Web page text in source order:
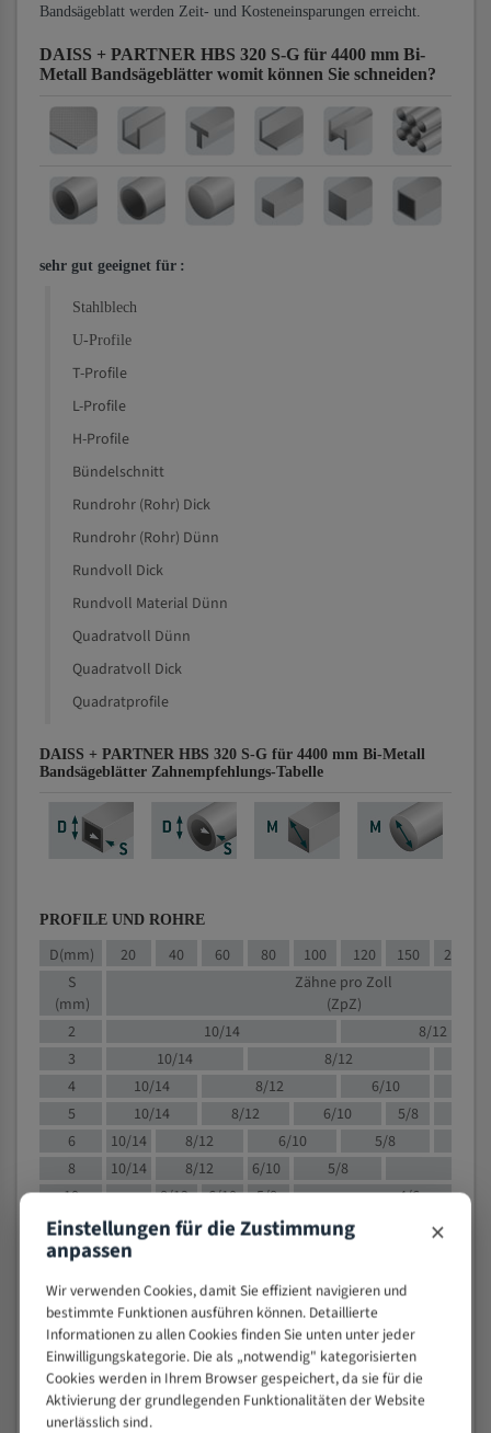
Bandsägeblatt werden Zeit- und Kosteneinsparungen erreicht.
DAISS + PARTNER HBS 320 S-G für 4400 mm Bi-
Metall Bandsägeblätter womit können Sie schneiden?
sehr gut geeignet für :
Stahlblech
U-Profile
T-Profile
L-Profile
H-Profile
Bündelschnitt
Rundrohr (Rohr) Dick
Rundrohr (Rohr) Dünn
Rundvoll Dick
Rundvoll Material Dünn
Quadratvoll Dünn
Quadratvoll Dick
Quadratprofile
DAISS + PARTNER HBS 320 S-G für 4400 mm Bi-Metall
Bandsägeblätter Zahnempfehlungs-Tabelle
PROFILE UND ROHRE
D(mm) 20 40 60 80 100 120 150 200
S
(mm)
Zähne pro Zoll
(ZpZ)
2
10/14
8/12
3
10/14 8/12
4
10/14 8/12 6/10
5
10/14 8/12 6/10
5/8
6
10/14 8/12 6/10
5/8
8
10/14 8/12 6/10 5/8
10
8/12 6/10 5/8
4/6
12
8/12 6/10
15
4/6
30
4/5
50
4/5
80
> 100
Einstellungen für die Zustimmung
anpassen ×
Wir verwenden Cookies, damit Sie effizient navigieren und
bestimmte Funktionen ausführen können. Detaillierte
Informationen zu allen Cookies finden Sie unten unter jeder
Einwilligungskategorie. Die als „notwendig" kategorisierten
Cookies werden in Ihrem Browser gespeichert, da sie für die
Aktivierung der grundlegenden Funktionalitäten der Website
unerlässlich sind.